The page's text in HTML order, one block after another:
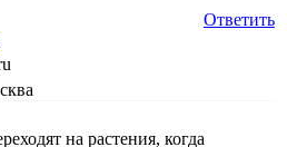
Ответить
на растения, когда